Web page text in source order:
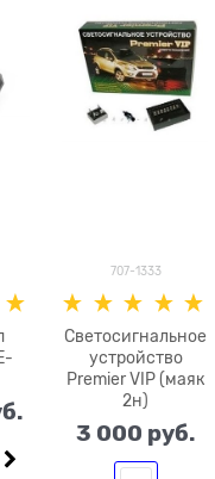
707-1333
Светосигнальное
устройство
Premier VIP (маяк
2н)
3 000 руб.